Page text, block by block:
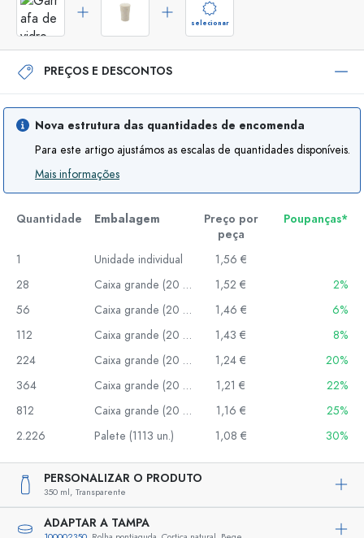
selecionar
PREÇOS E DESCONTOS
Nova estrutura das quantidades de encomenda
Para este artigo ajustámos as escalas de quantidades disponíveis.
Mais informações
Quantidade Embalagem
Preço por
peça
Poupanças*
1 Unidade individual
1,56 €
28
Caixa grande (20 un.) 1,52 €
2%
56
Caixa grande (20 un.) 1,46 €
6%
112
Caixa grande (20 un.) 1,43 €
8%
224
Caixa grande (20 un.) 1,24 €
20%
364
Caixa grande (20 un.) 1,21 €
22%
812
Caixa grande (20 un.) 1,16 €
25%
2.226
Palete (1113 un.) 1,08 € 30%
PERSONALIZAR O PRODUTO
350 ml, Transparente
ADAPTAR A TAMPA